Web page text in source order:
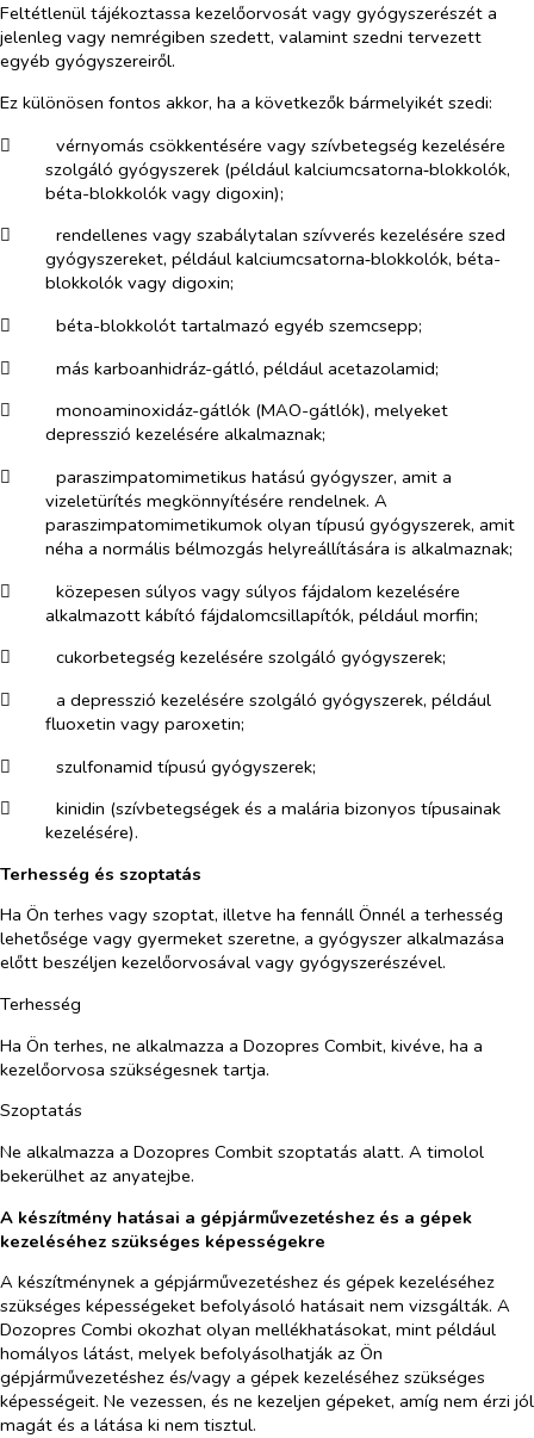
Feltétlenül tájékoztassa kezelőorvosát vagy gyógyszerészét a
jelenleg vagy nemrégiben szedett, valamint szedni tervezett
egyéb gyógyszereiről.
Ez különösen fontos akkor, ha a következők bármelyikét szedi:
​
vérnyomás csökkentésére vagy szívbetegség kezelésére
szolgáló gyógyszerek (például kalciumcsatorna‑blokkolók,
béta-blokkolók vagy digoxin);
​
rendellenes vagy szabálytalan szívverés kezelésére szed
gyógyszereket, például kalciumcsatorna‑blokkolók, béta-
blokkolók vagy digoxin;
​
béta-blokkolót tartalmazó egyéb szemcsepp;
​
más karboanhidráz-gátló, például acetazolamid;
​
monoaminoxidáz-gátlók (MAO-gátlók), melyeket
depresszió kezelésére alkalmaznak;
​
paraszimpatomimetikus hatású gyógyszer, amit a
vizeletürítés megkönnyítésére rendelnek. A
paraszimpatomimetikumok olyan típusú gyógyszerek, amit
néha a normális bélmozgás helyreállítására is alkalmaznak;
​
közepesen súlyos vagy súlyos fájdalom kezelésére
alkalmazott kábító fájdalomcsillapítók, például morfin;
​
cukorbetegség kezelésére szolgáló gyógyszerek;
​
a depresszió kezelésére szolgáló gyógyszerek, például
fluoxetin vagy paroxetin;
​
szulfonamid típusú gyógyszerek;
​
kinidin (szívbetegségek és a malária bizonyos típusainak
kezelésére).
Terhesség és szoptatás
Ha Ön terhes vagy szoptat, illetve ha fennáll Önnél a terhesség
lehetősége vagy gyermeket szeretne, a gyógyszer alkalmazása
előtt beszéljen kezelőorvosával vagy gyógyszerészével.
Terhesség
Ha Ön terhes, ne alkalmazza a Dozopres Combit, kivéve, ha a
kezelőorvosa szükségesnek tartja.
Szoptatás
Ne alkalmazza a Dozopres Combit szoptatás alatt. A timolol
bekerülhet az anyatejbe.
A készítmény hatásai a gépjárművezetéshez és a gépek
kezeléséhez szükséges képességekre
A készítménynek a gépjárművezetéshez és gépek kezeléséhez
szükséges képességeket befolyásoló hatásait nem vizsgálták. A
Dozopres Combi okozhat olyan mellékhatásokat, mint például
homályos látást, melyek befolyásolhatják az Ön
gépjárművezetéshez és/vagy a gépek kezeléséhez szükséges
képességeit. Ne vezessen, és ne kezeljen gépeket, amíg nem érzi jól
magát és a látása ki nem tisztul.